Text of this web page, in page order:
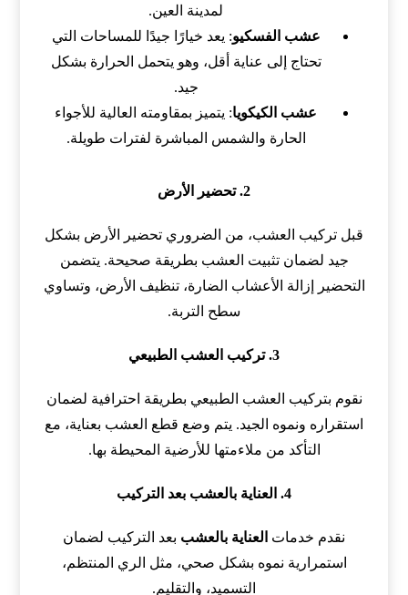
لمدينة العين.
عشب الفسكيو: يعد خيارًا جيدًا للمساحات التي
تحتاج إلى عناية أقل، وهو يتحمل الحرارة بشكل
جيد.
عشب الكيكويا: يتميز بمقاومته العالية للأجواء
الحارة والشمس المباشرة لفترات طويلة.
2. تحضير الأرض
قبل تركيب العشب، من الضروري تحضير الأرض بشكل
جيد لضمان تثبيت العشب بطريقة صحيحة. يتضمن
التحضير إزالة الأعشاب الضارة، تنظيف الأرض، وتساوي
سطح التربة.
3. تركيب العشب الطبيعي
نقوم بتركيب العشب الطبيعي بطريقة احترافية لضمان
استقراره ونموه الجيد. يتم وضع قطع العشب بعناية، مع
التأكد من ملاءمتها للأرضية المحيطة بها.
4. العناية بالعشب بعد التركيب
نقدم خدمات العناية بالعشب بعد التركيب لضمان
استمرارية نموه بشكل صحي، مثل الري المنتظم،
التسميد، والتقليم.